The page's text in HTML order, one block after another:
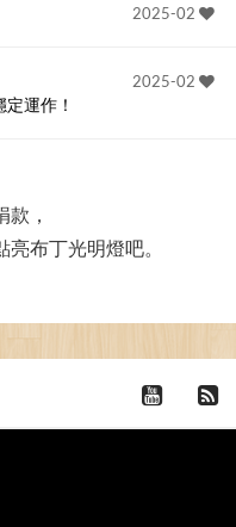
2025-02
2025-02
運作！
款，
亮布丁光明燈吧。